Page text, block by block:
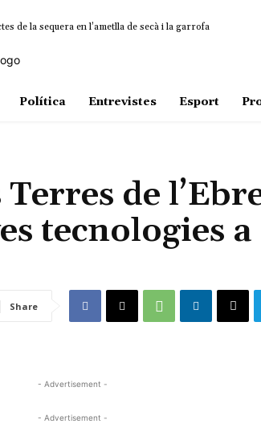
de la sequera en l’ametlla de secà i la garrofa
Política Entrevistes Esport
de
tecnologies a
Share
- Advertisement -
- Advertisement -